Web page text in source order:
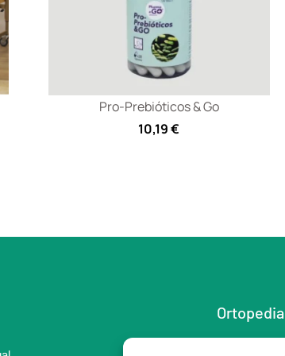
Pro-Prebióticos & Go
10,19€
Ortopedia